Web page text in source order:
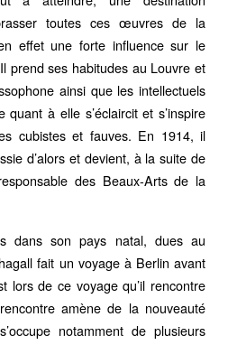
toutes ces œuvres de la
effet une forte influence sur le
prend ses habitudes au Louvre et
ainsi que les intellectuels
à elle s’éclaircit et s’inspire
cubistes et fauves. En 1914, il
d’alors et devient, à la suite de
des Beaux-Arts de la
dans son pays natal, dues au
fait un voyage à Berlin avant
lors de ce voyage qu’il rencontre
amène de la nouveauté
notamment de plusieurs